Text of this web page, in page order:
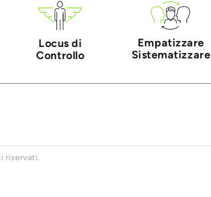
Locus di
Controllo
Empatizzare
Sistematizzare
riservati.